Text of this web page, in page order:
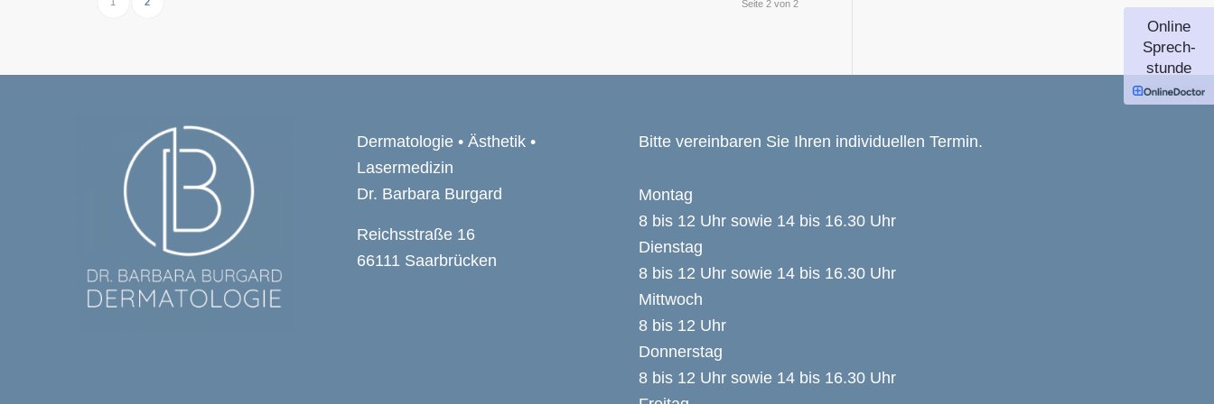
Seite 2 von 2
Dermatologie • Ästhetik •
Lasermedizin
Dr. Barbara Burgard
Reichsstraße 16
66111 Saarbrücken
Bitte vereinbaren Sie Ihren individuellen Termin.
Montag
8 bis 12 Uhr sowie 14 bis 16.30 Uhr
Dienstag
8 bis 12 Uhr sowie 14 bis 16.30 Uhr
Mittwoch
8 bis 12 Uhr
Donnerstag
8 bis 12 Uhr sowie 14 bis 16.30 Uhr
Online
Sprech-
stunde